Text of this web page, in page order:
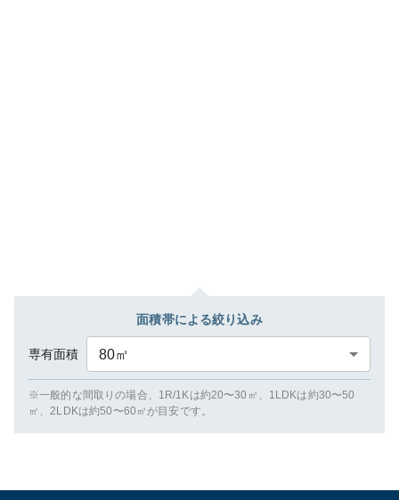
面積帯による絞り込み
専有面積 80㎡
※一般的な間取りの場合、1R/1Kは約20〜30㎡、1LDKは約30〜50
㎡、2LDKは約50〜60㎡が目安です。